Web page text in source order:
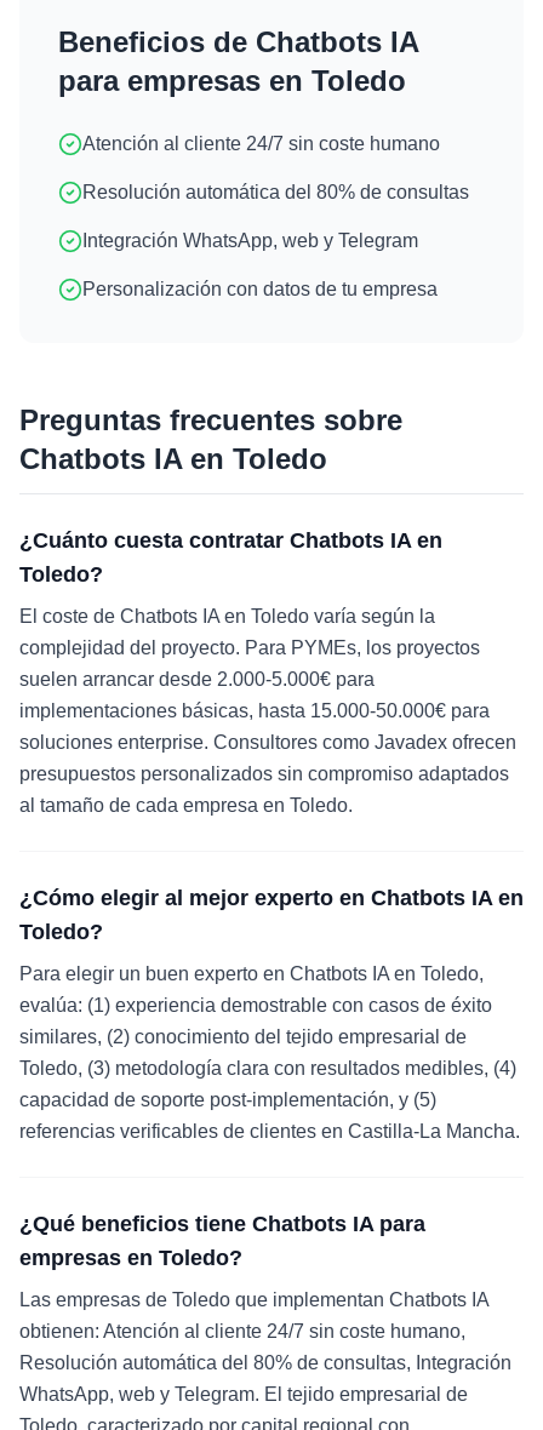
Beneficios de Chatbots IA
para empresas en Toledo
Atención al cliente 24/7 sin coste humano
Resolución automática del 80% de consultas
Integración WhatsApp, web y Telegram
Personalización con datos de tu empresa
Preguntas frecuentes sobre
Chatbots IAen Toledo
¿Cuánto cuesta contratar Chatbots IA en
Toledo?
El coste de Chatbots IA en Toledo varía según la
complejidad del proyecto. Para PYMEs, los proyectos
suelen arrancar desde 2.000-5.000€ para
implementaciones básicas, hasta 15.000-50.000€ para
soluciones enterprise. Consultores como Javadex ofrecen
presupuestos personalizados sin compromiso adaptados
al tamaño de cada empresa en Toledo.
¿Cómo elegir al mejor experto en Chatbots IA en
Toledo?
Para elegir un buen experto en Chatbots IA en Toledo,
evalúa: (1) experiencia demostrable con casos de éxito
similares, (2) conocimiento del tejido empresarial de
Toledo, (3) metodología clara con resultados medibles, (4)
capacidad de soporte post-implementación, y (5)
referencias verificables de clientes en Castilla-La Mancha.
¿Qué beneficios tiene Chatbots IA para
empresas en Toledo?
Las empresas de Toledo que implementan Chatbots IA
obtienen: Atención al cliente 24/7 sin coste humano,
Resolución automática del 80% de consultas, Integración
WhatsApp, web y Telegram. El tejido empresarial de
Toledo, caracterizado por capital regional con